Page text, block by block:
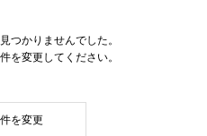
つかりませんでした。
を変更してください。
を変更